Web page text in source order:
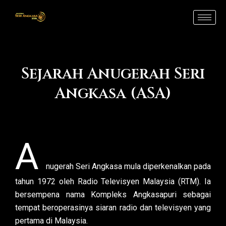
Sejarah Anugerah Seri
Angkasa (ASA)
A
nugerah Seri Angkasa mula diperkenalkan pada
tahun 1972 oleh Radio Televisyen Malaysia (RTM). Ia
bersempena nama Kompleks Angkasapuri sebagai
tempat beroperasinya siaran radio dan televisyen yang
pertama di Malaysia.